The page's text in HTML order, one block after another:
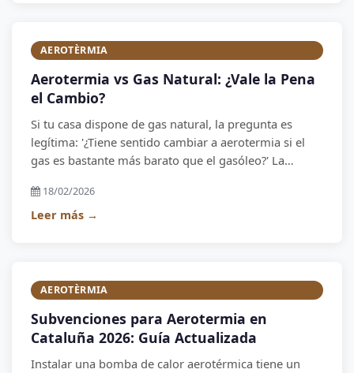
AEROTÈRMIA
Aerotermia vs Gas Natural: ¿Vale la Pena
el Cambio?
Si tu casa dispone de gas natural, la pregunta es
legítima: '¿Tiene sentido cambiar a aerotermia si el
gas es bastante más barato que el gasóleo?' La
regulatorias y económicas apuntan en una sola
dirección.
18/02/2026
Leer más →
AEROTÈRMIA
Subvenciones para Aerotermia en
Cataluña 2026: Guía Actualizada
Instalar una bomba de calor aerotérmica tiene un